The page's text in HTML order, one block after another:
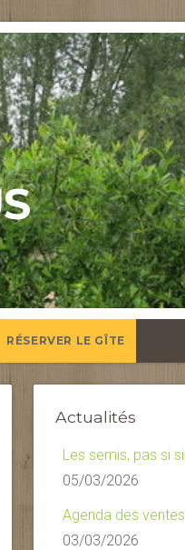
RÉSERVER LE GÎTE
Actualités
Les semis, pas si
05/03/2026
Agenda des
03/03/2026